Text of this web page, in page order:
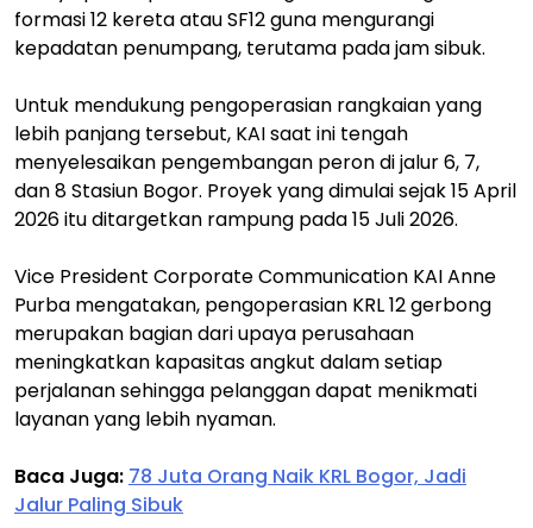
formasi 12 kereta atau SF12 guna mengurangi
kepadatan penumpang, terutama pada jam sibuk.
Untuk mendukung pengoperasian rangkaian yang
lebih panjang tersebut, KAI saat ini tengah
menyelesaikan pengembangan peron di jalur 6, 7,
dan 8 Stasiun Bogor. Proyek yang dimulai sejak 15 April
2026 itu ditargetkan rampung pada 15 Juli 2026.
Vice President Corporate Communication KAI Anne
Purba mengatakan, pengoperasian KRL 12 gerbong
merupakan bagian dari upaya perusahaan
meningkatkan kapasitas angkut dalam setiap
perjalanan sehingga pelanggan dapat menikmati
layanan yang lebih nyaman.
Baca Juga: 78 Juta Orang Naik KRL Bogor, Jadi
Jalur Paling Sibuk